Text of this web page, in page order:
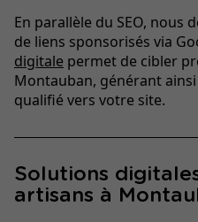
En parallèle du SEO, nous
de liens sponsorisés via
digitale permet de cibler
Montauban, générant
qualifié vers votre site.
Solutions
artisans à